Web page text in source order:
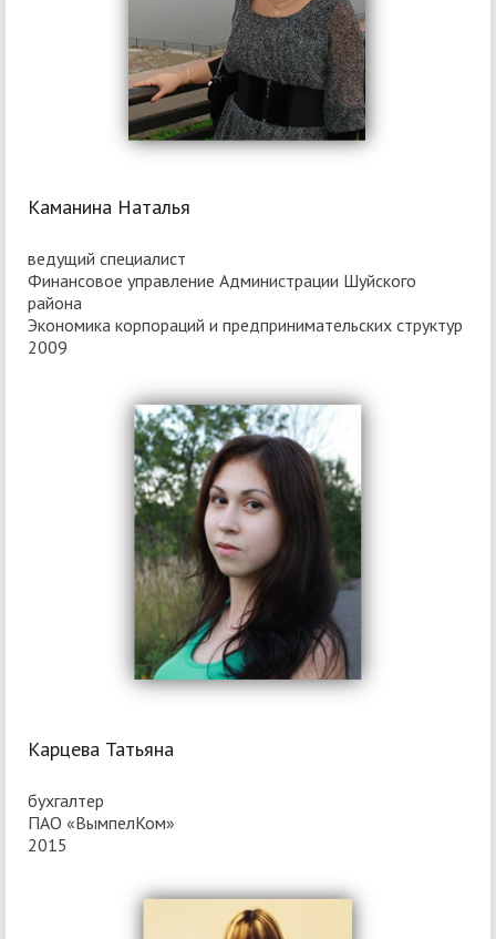
Каманина Наталья
ведущий специалист
Финансовое управление Администрации Шуйского
района
Экономика корпораций и предпринимательских структур
2009
Карцева Татьяна
бухгалтер
ПАО «ВымпелКом»
2015